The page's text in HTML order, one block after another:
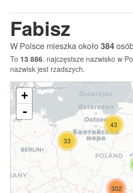
Fabisz
W Polsce mieszka około384
To 13 886. najczęstsze nazwisko w
nazwisk jest rzadszych.
33
43
302
+
-